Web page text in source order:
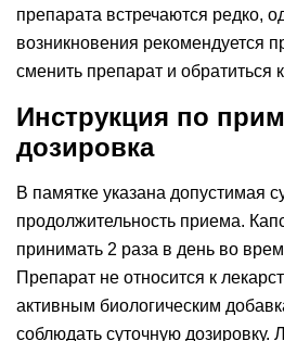
препарата встречаются редко,
возникновения рекомендуется
сменить препарат и обратиться
Инструкция по
дозировка
В памятке указана допустимая
продолжительность приема.
принимать 2 раза в день во
Препарат не относится к
активным биологическим
соблюдать суточную дозировку.